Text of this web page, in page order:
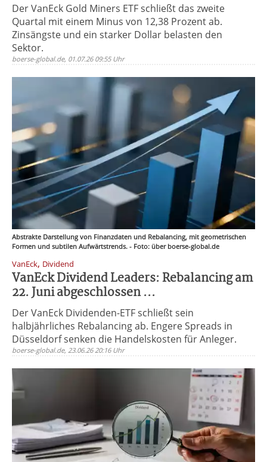
Der VanEck Gold Miners ETF schließt das zweite
Quartal mit einem Minus von 12,38 Prozent ab.
Zinsängste und ein starker Dollar belasten den
Sektor.
boerse-global.de, 01.07.26 09:55 Uhr
Abstrakte Darstellung von Finanzdaten und Rebalancing, mit geometrischen
Formen und subtilen Aufwärtstrends. - Foto: über boerse-global.de
VanEck, Dividend
VanEck Dividend Leaders: Rebalancing am
22. Juni abgeschlossen ...
Der VanEck Dividenden-ETF schließt sein
halbjährliches Rebalancing ab. Engere Spreads in
Düsseldorf senken die Handelskosten für Anleger.
boerse-global.de, 23.06.26 20:16 Uhr